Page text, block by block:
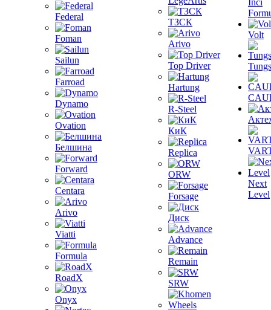
Federal
Foman
Sailun
Farroad
Dynamo
Ovation
Белшина
Forward
Centara
Arivo
Viatti
Formula
RoadX
Onyx
ТЗСК
Arivo
Top Driver
Hartung
R-Steel
КиК
Replica
ORW
Forsage
Диск
Advance
Remain
SRW
Inci
Volt
Next
Level